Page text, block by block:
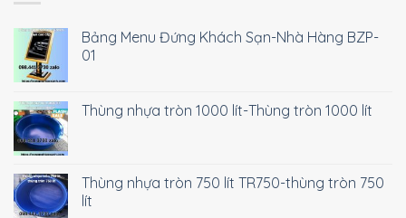
Bảng Menu Đứng Khách Sạn-Nhà Hàng BZP-
01
Thùng nhựa tròn 1000 lít-Thùng tròn 1000 lít
Thùng nhựa tròn 750 lít TR750-thùng tròn 750
lít